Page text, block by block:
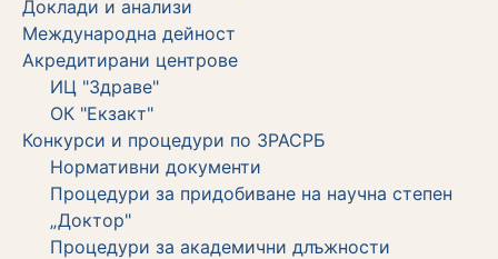
Доклади и анализи
Международна дейност
Акредитирани центрове
ИЦ "Здраве"
ОК "Екзакт"
Конкурси и процедури по ЗРАСРБ
Нормативни документи
Процедури за придобиване на научна степен
„Доктор"
Процедури за академични длъжности